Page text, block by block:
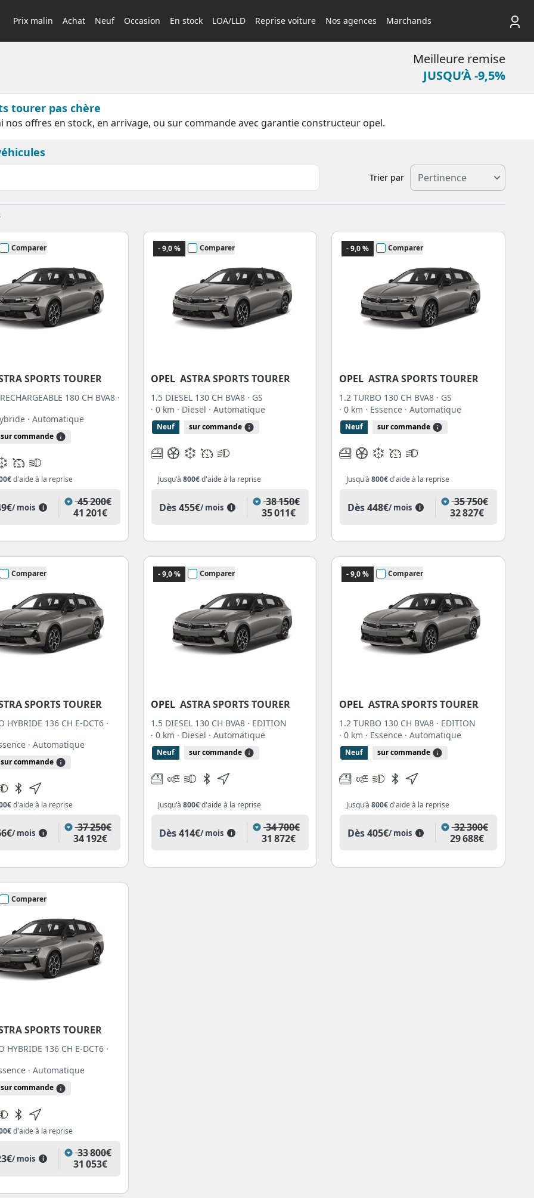
Prix malin Achat Neuf Occasion En stock LOA/LLD Reprise voiture Nos agences Marchands
Meilleure remise
JUSQU’À -9,5%
tourer pas chère
offres en stock, en arrivage, ou sur commande avec garantie constructeur opel.
Trier par
Comparer
SPORTS TOURER
180 CH BVA8 ·
· Automatique
sur commande
d'aide à la reprise
/ mois i
45 200€
41 201€
- 9,0 % Comparer
OPEL ASTRA SPORTS TOURER
1.5 DIESEL 130 CH BVA8 · GS
· 0 km · Diesel · Automatique
Neuf sur commande
Jusqu'à 800€d'aide à la reprise
Dès455€/ mois i
38 150€
35 011€
- 9,0 % Comparer
OPEL ASTRA SPORTS TOURER
1.2 TURBO 130 CH BVA8 · GS
· 0 km · Essence · Automatique
Neuf sur commande
Jusqu'à 800€d'aide à la reprise
Dès448€/ mois i
35 750€
32 827€
Comparer
SPORTS TOURER
HYBRIDE 136 CH E-DCT6 ·
· Automatique
sur commande
d'aide à la reprise
/ mois i
37 250€
34 192€
- 9,0 % Comparer
OPEL ASTRA SPORTS TOURER
1.5 DIESEL 130 CH BVA8 · EDITION
· 0 km · Diesel · Automatique
Neuf sur commande
Jusqu'à 800€d'aide à la reprise
Dès414€/ mois i
34 700€
31 872€
- 9,0 % Comparer
OPEL ASTRA SPORTS TOURER
1.2 TURBO 130 CH BVA8 · EDITION
· 0 km · Essence · Automatique
Neuf sur commande
Jusqu'à 800€d'aide à la reprise
Dès405€/ mois i
32 300€
29 688€
Comparer
SPORTS TOURER
HYBRIDE 136 CH E-DCT6 ·
· Automatique
sur commande
d'aide à la reprise
/ mois i
33 800€
31 053€